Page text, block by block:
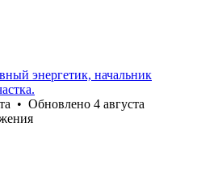
энергетик, начальник
• Обновлено 4 августа